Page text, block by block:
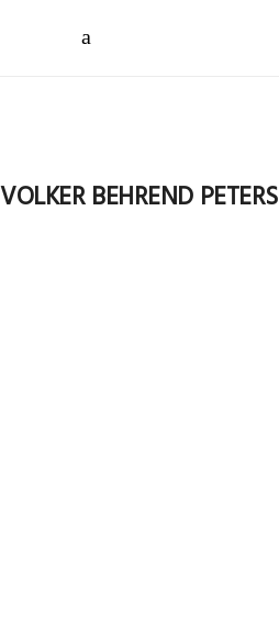
VOLKER BEHREND PETERS